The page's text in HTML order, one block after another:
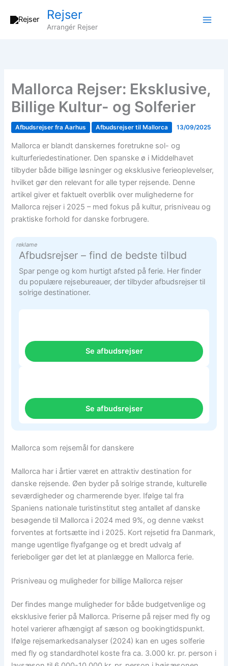
Rejser
Arrangér Rejser
Mallorca Rejser: Eksklusive,
Billige Kultur- og Solferier
Afbudsrejser fra Aarhus Afbudsrejser til Mallorca 13/09/2025
Mallorca er blandt danskernes foretrukne sol- og
kulturferiedestinationer. Den spanske ø i Middelhavet
tilbyder både billige løsninger og eksklusive ferieoplevelser,
hvilket gør den relevant for alle typer rejsende. Denne
artikel giver et faktuelt overblik over mulighederne for
Mallorca rejser i 2025 – med fokus på kultur, prisniveau og
praktiske forhold for danske forbrugere.
reklame
Afbudsrejser – find de bedste tilbud
Spar penge og kom hurtigt afsted på ferie. Her finder
du populære rejsebureauer, der tilbyder afbudsrejser til
solrige destinationer.
Se afbudsrejser
Se afbudsrejser
Mallorca som rejsemål for danskere
Mallorca har i årtier været en attraktiv destination for
danske rejsende. Øen byder på solrige strande, kulturelle
seværdigheder og charmerende byer. Ifølge tal fra
Spaniens nationale turistinstitut steg antallet af danske
besøgende til Mallorca i 2024 med 9%, og denne vækst
forventes at fortsætte ind i 2025. Kort rejsetid fra Danmark,
mange ugentlige flyafgange og et bredt udvalg af
ferieboliger gør det let at planlægge en Mallorca ferie.
Prisniveau og muligheder for billige Mallorca rejser
Der findes mange muligheder for både budgetvenlige og
eksklusive ferier på Mallorca. Priserne på rejser med fly og
hotel varierer afhængigt af sæson og bookingtidspunkt.
Ifølge rejsemarkedsanalyser (2024) kan en uges solferie
med fly og standardhotel koste fra ca. 3.000 kr. pr. person i